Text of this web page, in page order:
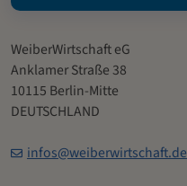
WeiberWirtschaft eG
Anklamer Straße 38
10115 Berlin-Mitte
DEUTSCHLAND
infos@weiberwirtschaft.de